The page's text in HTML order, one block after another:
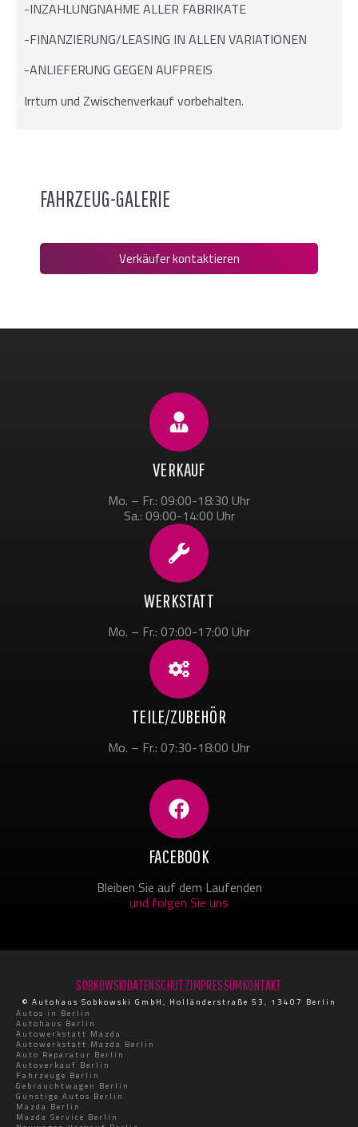
-INZAHLUNGNAHME ALLER FABRIKATE
-FINANZIERUNG/LEASING IN ALLEN VARIATIONEN
-ANLIEFERUNG GEGEN AUFPREIS
Irrtum und Zwischenverkauf vorbehalten.
FAHRZEUG-GALERIE
Verkäufer kontaktieren
VERKAUF
Mo. – Fr.: 09:00-18:30 Uhr
Sa.: 09:00-14:00 Uhr
WERKSTATT
Mo. – Fr.: 07:00-17:00 Uhr
TEILE/ZUBEHÖR
Mo. – Fr.: 07:30-18:00 Uhr
FACEBOOK
Bleiben Sie auf dem Laufenden
und folgen Sie uns
SOBKOWSKIDATENSCHUTZIMPRESSUMKONTAKT
© Autohaus Sobkowski GmbH, Holländerstraße 53, 13407 Berlin
Autos in Berlin
Autohaus Berlin
Autowerkstatt Mazda
Autowerkstatt Mazda Berlin
Auto Reparatur Berlin
Autoverkauf Berlin
Fahrzeuge Berlin
Gebrauchtwagen Berlin
Günstige Autos Berlin
Mazda Berlin
Mazda Service Berlin